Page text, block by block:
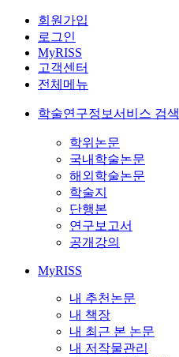
회원가입
로그인
MyRISS
고객센터
전체메뉴
학술연구정보서비스 검색
학위논문
국내학술논문
해외학술논문
학술지
단행본
연구보고서
공개강의
MyRISS
내 추천논문
내 책장
내 최근 본 논문
내 저작물관리